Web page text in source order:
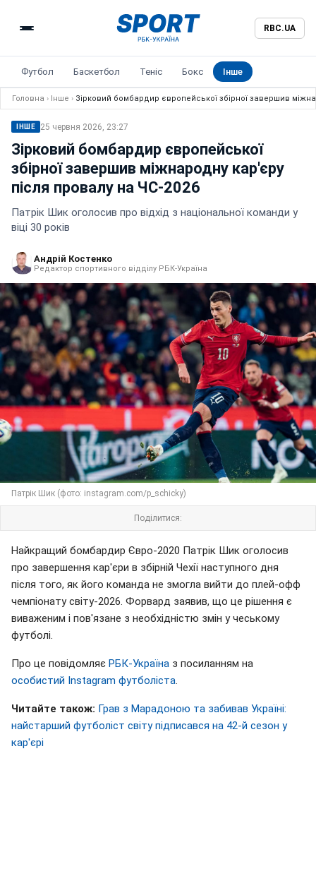
RBC.UA
Футбол Баскетбол Теніс Бокс Інше
Головна › Інше › Зірковий бомбардир європейської збірної завершив
ІНШЕ 25 червня 2026, 23:27
Зірковий бомбардир європейської
збірної завершив міжнародну кар'єру
після провалу на ЧС-2026
Патрік Шик оголосив про відхід з національної команди у
віці 30 років
Андрій Костенко
Редактор спортивного відділу РБК-Україна
Патрік Шик (фото: instagram.com/p_schicky)
Поділитися:
Найкращий бомбардир Євро-2020 Патрік Шик оголосив
про завершення кар'єри в збірній Чехії наступного дня
після того, як його команда не змогла вийти до плей-офф
чемпіонату світу-2026. Форвард заявив, що це рішення є
виваженим і пов'язане з необхідністю змін у чеському
футболі.
Про це повідомляє РБК-Україна з посиланням на
особистий Instagram футболіста
Читайте також: Грав з Марадоною та забивав Україні:
найстарший футболіст світу підписався на 42-й сезон у
кар'єрі